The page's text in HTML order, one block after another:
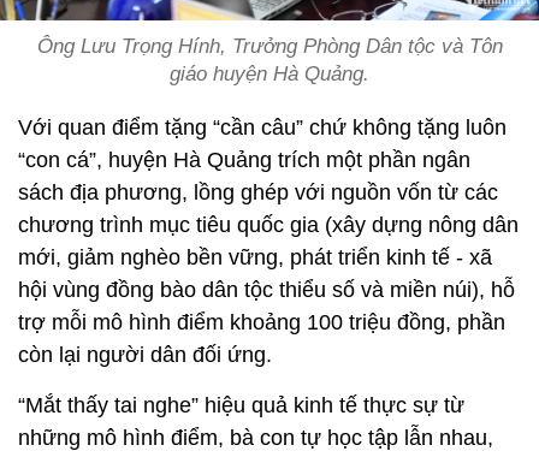
Ông Lưu Trọng Hính, Trưởng Phòng Dân tộc và Tôn
giáo huyện Hà Quảng.
Với quan điểm tặng “cần câu” chứ không tặng luôn
“con cá”, huyện Hà Quảng trích một phần ngân
sách địa phương, lồng ghép với nguồn vốn từ các
chương trình mục tiêu quốc gia (xây dựng nông dân
mới, giảm nghèo bền vững, phát triển kinh tế - xã
hội vùng đồng bào dân tộc thiểu số và miền núi), hỗ
trợ mỗi mô hình điểm khoảng 100 triệu đồng, phần
còn lại người dân đối ứng.
“Mắt thấy tai nghe” hiệu quả kinh tế thực sự từ
những mô hình điểm, bà con tự học tập lẫn nhau,